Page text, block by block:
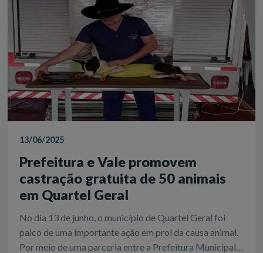
13/06/2025
Prefeitura e Vale promovem
castração gratuita de 50 animais
em Quartel Geral
No dia 13 de junho, o município de Quartel Geral foi
palco de uma importante ação em prol da causa animal.
Por meio de uma parceria entre a Prefeitura Municipal,